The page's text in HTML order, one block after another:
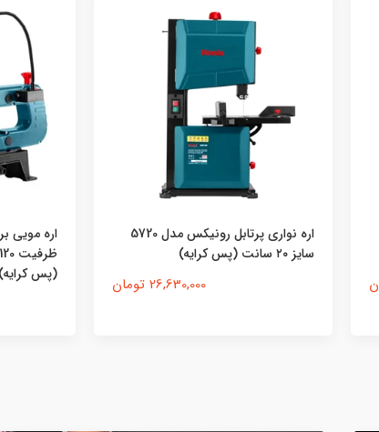
اره مویی برقی رونیکس مدل 5701
ظرفیت 120 وات سایز ۱۲۵ میلی متر
دار ۱۱۱۰ میلی متری (پس کرایه)